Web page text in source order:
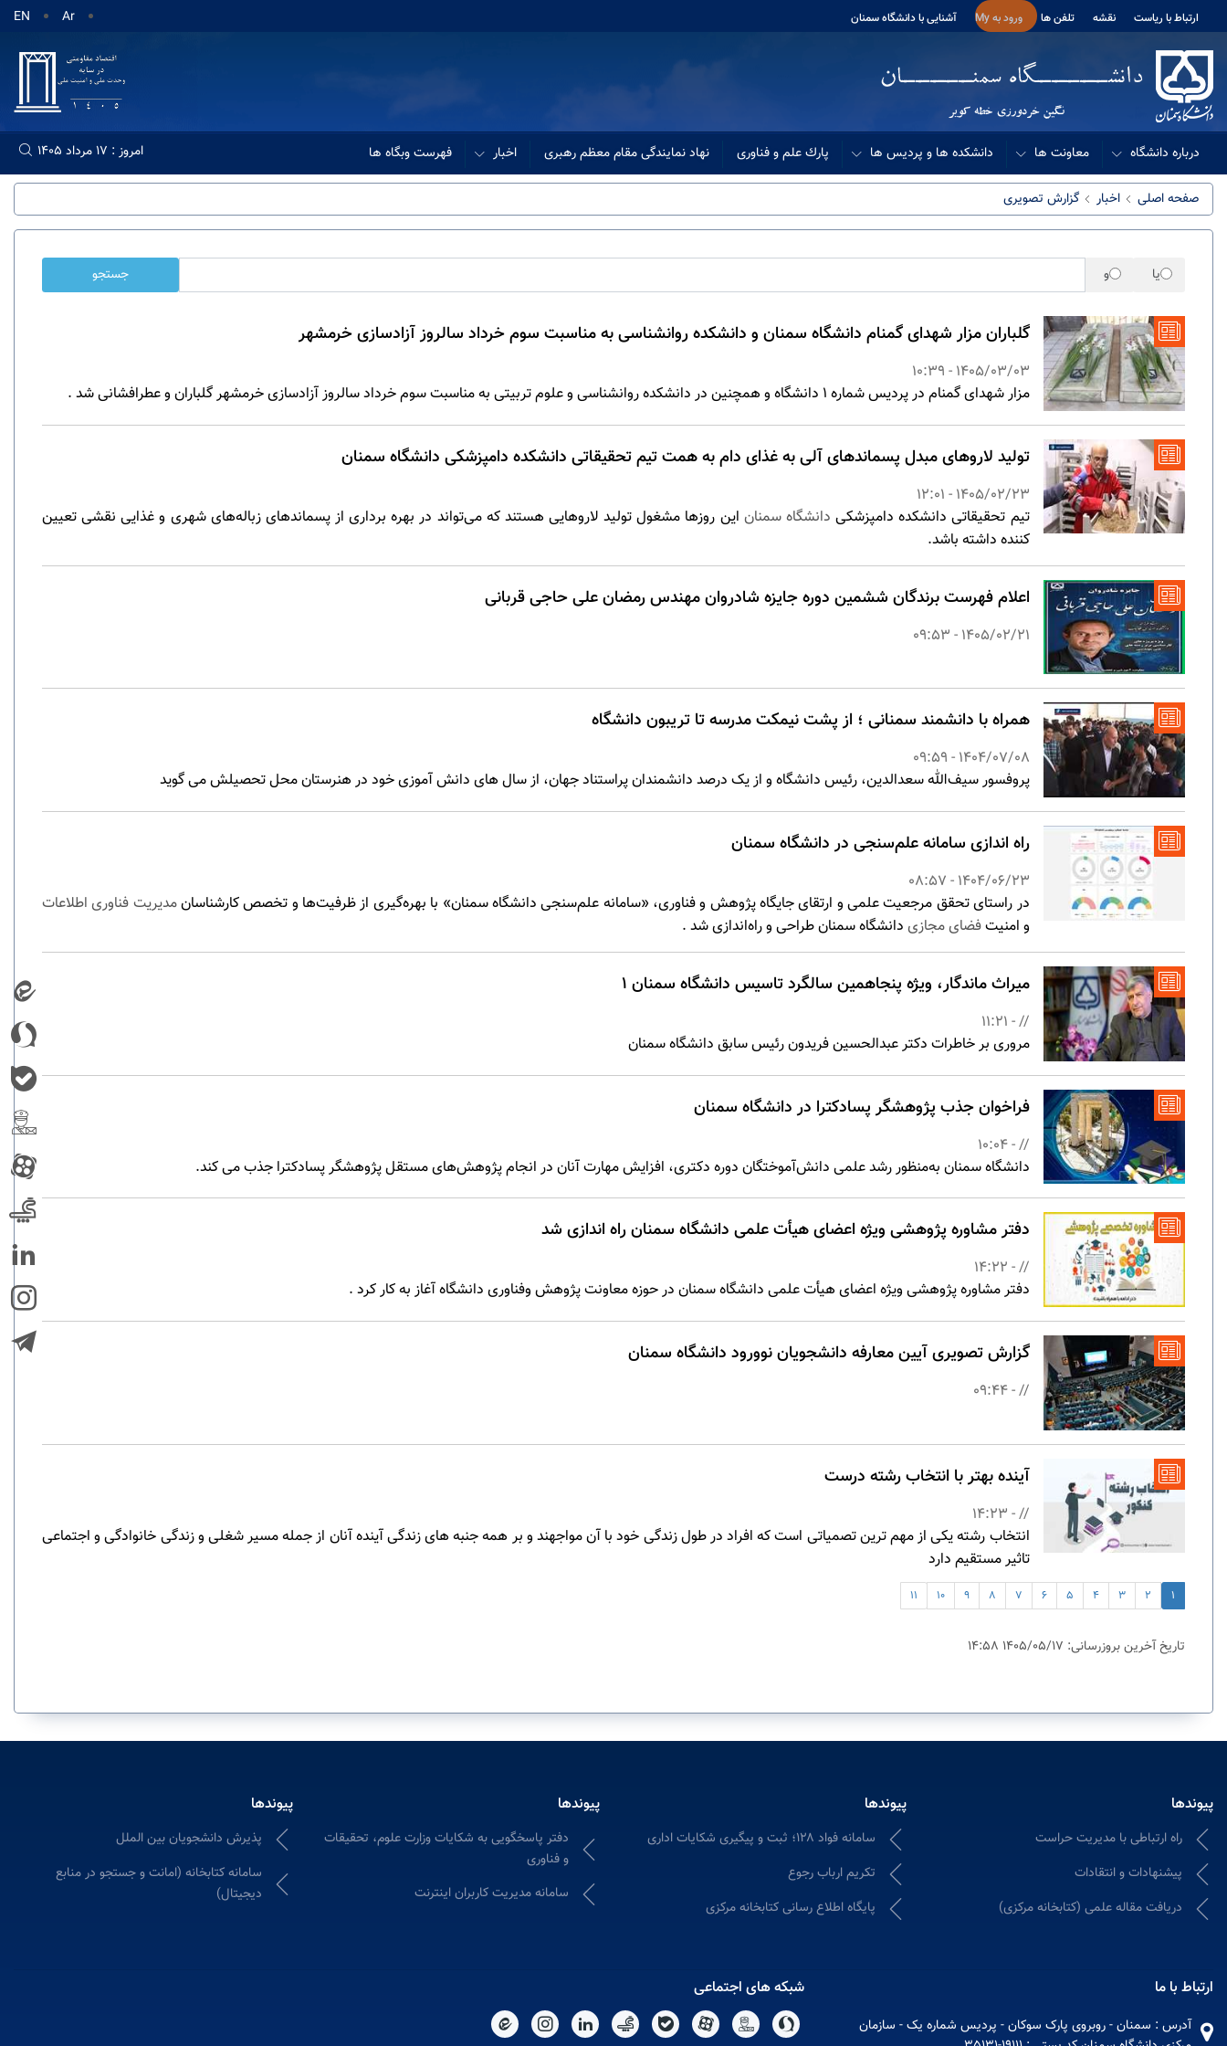
ارتباط با ریاست نقشه تلفن ها ورود به My آشنایی با دانشگاه سمنان EN Ar
درباره دانشگاه معاونت ها دانشکده ها و پردیس ها پارك علم و فناوری نهاد نمایندگی مقام معظم رهبری اخبار فهرست وبگاه ها امروز : 17 مرداد 1405
صفحه اصلی اخبار گزارش تصویری
یا و جستجو
گلباران مزار شهدای گمنام دانشگاه سمنان و دانشکده روانشناسی به مناسبت سوم خرداد سالروز آزادسازی خرمشهر
1405/03/03 - 10:39
مزار شهدای گمنام در پردیس شماره 1 دانشگاه و همچنین در دانشکده روانشناسی و علوم تربیتی به مناسبت سوم خرداد سالروز آزادسازی خرمشهر گلباران و عطرافشانی شد .
تولید لاروهای مبدل پسماندهای آلی به غذای دام به همت تیم تحقیقاتی دانشکده دامپزشکی دانشگاه سمنان
1405/02/23 - 12:01
تیم تحقیقاتی دانشکده دامپزشکی دانشگاه سمنان این روزها مشغول تولید لارو‌هایی هستند که می‌تواند در بهره برداری از پسماند‌های زباله‌های شهری و غذایی نقشی تعیین
کننده داشته باشد.
اعلام فهرست برندگان ششمین دوره جایزه شادروان مهندس رمضان علی حاجی قربانی
1405/02/21 - 09:53
همراه با دانشمند سمنانی ؛ از پشت نیمکت مدرسه تا تریبون دانشگاه
1404/07/08 - 09:59
پروفسور سیف‌الله سعدالدین، رئیس دانشگاه و از یک درصد دانشمندان پراستناد جهان، از سال های دانش آموزی خود در هنرستان محل تحصیلش می گوید
راه اندازی سامانه علم‌سنجی در دانشگاه سمنان
1404/06/23 - 08:57
در راستای تحقق مرجعیت علمی و ارتقای جایگاه پژوهش و فناوری، «سامانه علم‌سنجی دانشگاه سمنان» با بهره‌گیری از ظرفیت‌ها و تخصص کارشناسانمدیریت فناوری اطلاعات
و امنیتفضای مجازی دانشگاه سمنان طراحی و راه‌اندازی شد .
میراث ماندگار، ویژه پنجاهمین سالگرد تاسیس دانشگاه سمنان 1
// - 11:21
مروری بر خاطرات دکتر عبدالحسین فریدون رئیس سابق دانشگاه سمنان
فراخوان جذب پژوهشگر پسادکترا در دانشگاه سمنان
// - 10:04
دانشگاه سمنان به‌منظور رشد علمی دانش‌آموختگان دوره دکتری، افزایش مهارت آنان در انجام پژوهش‌های مستقل پژوهشگر پسادکترا جذب می کند.
دفتر مشاوره پژوهشی ویژه اعضای هیأت علمی دانشگاه سمنان راه اندازی شد
// - 14:22
دفتر مشاوره پژوهشی ویژه اعضای هیأت علمی دانشگاه سمنان در حوزه معاونت پژوهش وفناوری دانشگاه آغاز به کار کرد .
گزارش تصویری آیین معارفه دانشجویان نوورود دانشگاه سمنان
// - 09:44
آینده بهتر با انتخاب رشته درست
// - 14:23
انتخاب رشته یکی از مهم ترین تصمیاتی است که افراد در طول زندگی خود با آن مواجهند و بر همه جنبه های زندگی آینده آنان از جمله مسیر شغلی و زندگی خانوادگی و اجتماعی
تاثیر مستقیم دارد
1
2
3
4
5
6
7
8
9
10
11
تاریخ آخرین بروزرسانی: 1405/05/17 14:58
پیوندها
راه ارتباطی با مدیریت حراست
پیشنهادات و انتقادات
دریافت مقاله علمی (کتابخانه مرکزی)
پیوندها
سامانه فواد ۱۲۸؛ ثبت و پیگیری شکایات اداری
تکریم ارباب رجوع
پایگاه اطلاع رسانی کتابخانه مرکزی
پیوندها
دفتر پاسخگویی به شکایات وزارت علوم، تحقیقات
و فناوری
سامانه مدیریت کاربران اینترنت
پیوندها
پذیرش دانشجویان بین الملل
سامانه كتابخانه (امانت و جستجو در منابع
دیجیتال)
ارتباط با ما
آدرس : سمنان - روبروی پارک سوکان - پردیس شماره یک - سازمان
شبکه های اجتماعی